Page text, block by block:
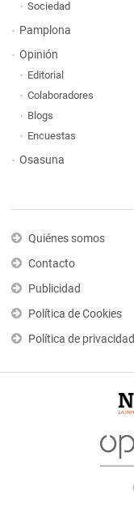
Sociedad
Pamplona
Opinión
Editorial
Colaboradores
Blogs
Encuestas
Osasuna
Quiénes somos
Contacto
Publicidad
Política de Cookies
Política de privacidad